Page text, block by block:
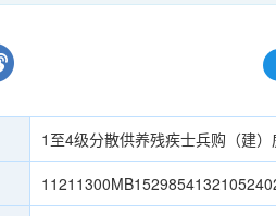
1至4级分散供养残疾士兵购（建